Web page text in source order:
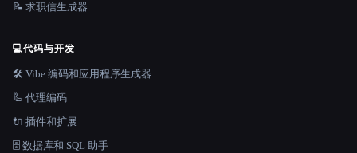
📝 求职信生成器
💻代码与开发
🛠️ Vibe 编码和应用程序生成器
🦾 代理编码
🔌 插件和扩展
🗄️ 数据库和 SQL 助手